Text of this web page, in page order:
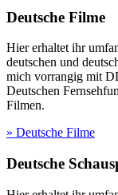
Deutsche Filme
Hier erhaltet ihr
deutschen und
mich vorrangig mit
Deutschen
Filmen.
» Deutsche Filme
Deutsche